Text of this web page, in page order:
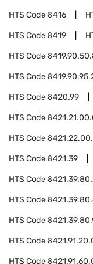
HTS Code8416
HTS Code8419
HTS Code
HTS Code
HTS Code8420.99
HTS Code
HTS Code
HTS Code8421.39
HTS Code
HTS Code
HTS Code
HTS Code
HTS Code